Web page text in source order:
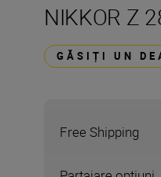
NIKKOR Z
GĂSIȚI UN
Free Shipping